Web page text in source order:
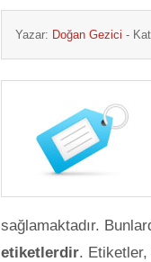
Yazar: Doğan Gezici -
sağlamaktadır.
etiketlerdir. Etiketler,